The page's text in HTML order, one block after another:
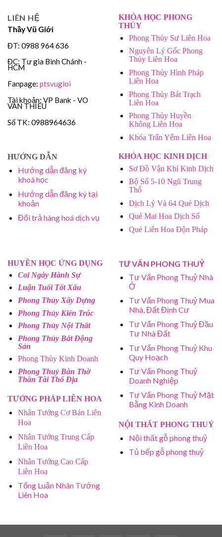
LIÊN HỆ
Thầy Vũ Giới
ĐT: 0988 964 636
ĐC: Tư gia Bình Chánh -
HCM
Fanpage: ptsvugioi
Tài khoản: VP Bank - VO
VAN THIEU
Số TK: 0988964636
HƯỚNG DẪN
Hướng dẫn đăng ký
khoá học
Hướng dẫn đăng ký tại
khoản
Đổi trả hàng hoá dịch vụ
KHÓA HỌC PHONG
THỦY
Phong Thủy Sư Liên Hoa
Nguyên Lý Gốc Phong
Thủy Liên Hoa
Phong Thủy Hình Pháp
Liên Hoa
Phong Thủy Bát Trạch
Liên Hoa
Phong Thủy Huyền
Không Liên Hoa
Khóa Trấn Yểm Liên Hoa
KHÓA HỌC KINH DỊCH
Sơ Đồ Vận Khí Kinh Dịch
Bộ Số 5-10 Ngũ Trung
Thổ
Dịch Lý Và 64 Quẻ Dịch
Quẻ Mai Hoa Dịch Số
Quẻ Liên Hoa Độn Pháp
HUYỀN HỌC ỨNG DỤNG
Coi Ngày Hành Sự
Luận Tuổi Tốt Xấu
Phong Thủy Xây Dựng
Phong Thủy Kiến Trúc
Phong Thủy Nội Thất
Phong Thủy Bất Động
Sản
Phong Thủy Kinh Doanh
Phong Thuỷ Bàn Thờ
Thần Tài Thổ Địa
TƯỚNG PHÁP LIÊN HOA
Nhân Tướng Cơ Bản Liên
Hoa
Nhân Tướng Trung Cấp
Liên Hoa
Nhân Tướng Cao Cấp
Liên Hoa
Tổng Luận Nhân Tướng
Liên Hoa
TƯ VẤN PHONG THUỶ
Tư Vấn Phong Thuỷ Nhà
Ở
Tư Vấn Phong Thuỷ Mua
Nhà, Đất Định Cư
Tư Vấn Phong Thuỷ Đầu
Tư Nhà Đất
Tư Vấn Phong Thuỷ Khu
Quy Hoạch
Tư Vấn Phong Thuỷ
Doanh Nghiệp
Tư Vấn Phong Thuỷ Mặt
Bằng Kinh Doanh
NỘI THẤT PHONG THUỶ
Nội thất gỗ phong thuỷ
Tủ bếp gỗ phong thuỷ